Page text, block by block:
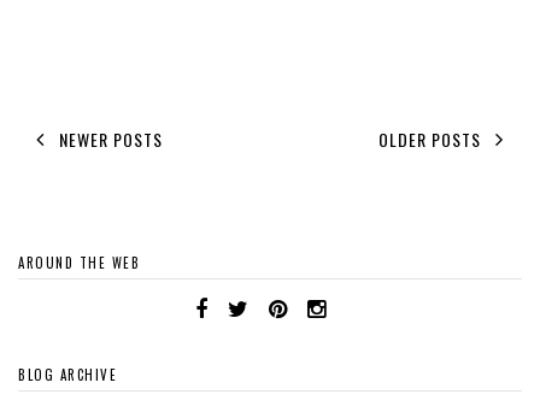
NEWER POSTS OLDER POSTS
AROUND THE WEB
BLOG ARCHIVE